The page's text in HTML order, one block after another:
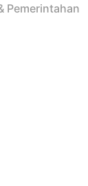
Pemerintahan